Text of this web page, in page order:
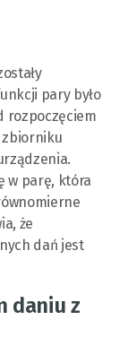
pary było
rozpoczęciem
zbiorniku
w parę, która
że
dań jest
daniu z